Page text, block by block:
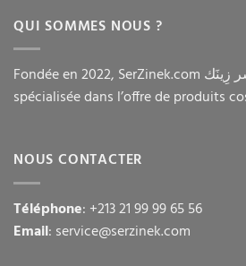
QUI SOMMES NOUS ?
Fondée en 2022, SerZinek.com سر زِينَك est une entreprise
spécialisée dans l’offre de produits
NOUS CONTACTER
Téléphone: +213 21 99 99 65 56
Email: service@serzinek.com